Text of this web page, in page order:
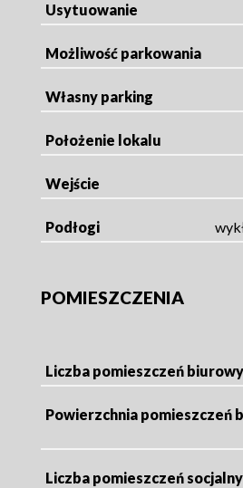
Usytuowanie
Możliwość parkowania
Własny parking
Położenie lokalu
Wejście
Podłogi
POMIESZCZENIA
Liczba pomieszczeń
Powierzchnia pomieszczeń
Liczba pomieszczeń